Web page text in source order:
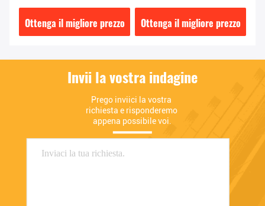
Ottenga il migliore prezzo
MB85
Ottenga il migliore prezzo
Invii la vostra indagine
Prego inviici la vostra
richiesta e risponderemo
appena possibile voi.